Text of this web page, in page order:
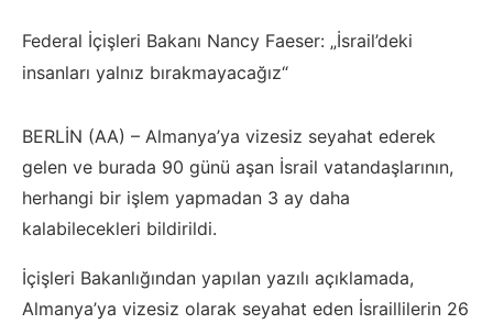
Federal İçişleri Bakanı Nancy Faeser: „İsrail’deki
insanları yalnız bırakmayacağız“
BERLİN (AA) – Almanya’ya vizesiz seyahat ederek
gelen ve burada 90 günü aşan İsrail vatandaşlarının,
herhangi bir işlem yapmadan 3 ay daha
kalabilecekleri bildirildi.
İçişleri Bakanlığından yapılan yazılı açıklamada,
Almanya’ya vizesiz olarak seyahat eden İsraillilerin 26